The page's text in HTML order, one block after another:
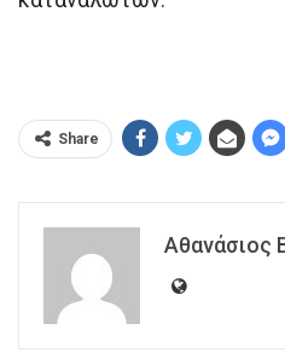
Share
Αθανάσιος